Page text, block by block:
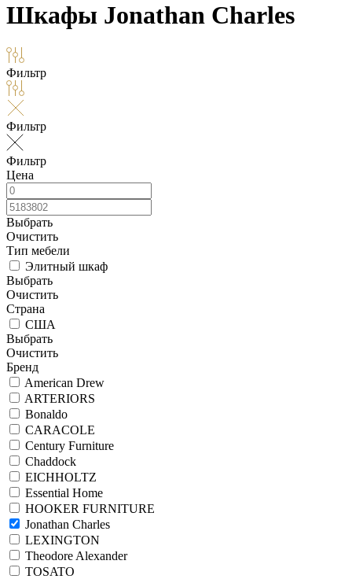
Шкафы Jonathan Charles
Фильтр
Фильтр
Фильтр
Цена
Выбрать
Очистить
Тип мебели
Элитный шкаф
Выбрать
Очистить
Страна
США
Выбрать
Очистить
Бренд
American Drew
ARTERIORS
Bonaldo
CARACOLE
Century Furniture
Chaddock
EICHHOLTZ
Essential Home
HOOKER FURNITURE
Jonathan Charles
LEXINGTON
Theodore Alexander
TOSATO